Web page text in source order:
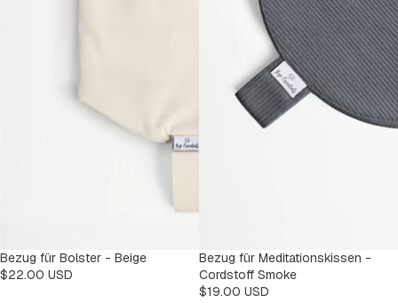
Bezug für Bolster - Beige
$22.00 USD
Bezug für Meditationskissen -
Cordstoff Smoke
$19.00 USD